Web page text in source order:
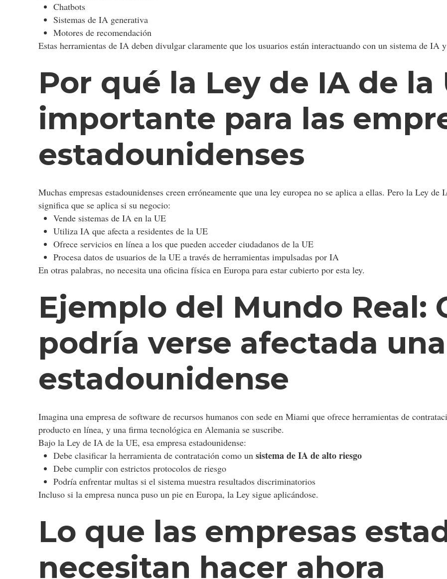
Chatbots
Sistemas de IA generativa
Motores de recomendación
Estas herramientas de IA deben divulgar claramente que los usuarios están interactuando con un sistema de IA
Por qué la Ley de IA de la
importante para las
estadounidenses
Muchas empresas estadounidenses creen erróneamente que una ley europea no se aplica a ellas. Pero la Ley de
significa que se aplica si su negocio:
Vende sistemas de IA en la UE
Utiliza IA que afecta a residentes de la UE
Ofrece servicios en línea a los que pueden acceder ciudadanos de la UE
Procesa datos de usuarios de la UE a través de herramientas impulsadas por IA
En otras palabras, no necesita una oficina física en Europa para estar cubierto por esta ley.
Ejemplo del Mundo Real:
podría verse afectada
estadounidense
Imagina una empresa de software de recursos humanos con sede en Miami que ofrece herramientas de
producto en línea, y una firma tecnológica en Alemania se suscribe.
Bajo la Ley de IA de la UE, esa empresa estadounidense:
Debe clasificar la herramienta de contratación como un sistema de IA de alto riesgo
Debe cumplir con estrictos protocolos de riesgo
Podría enfrentar multas si el sistema muestra resultados discriminatorios
Incluso si la empresa nunca puso un pie en Europa, la Ley sigue aplicándose.
Lo que las empresas
necesitan hacer ahora